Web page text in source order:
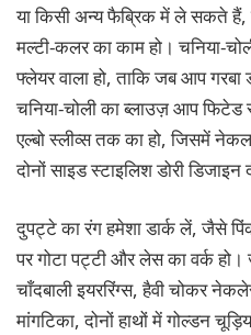
या किसी अन्य फैब्रिक में ले सकते हैं,
मल्टी-कलर का काम हो। चनिया-
फ्लेयर वाला हो, ताकि जब आप
चनिया-चोली का ब्लाउज़ आप
एल्बो स्लीव्स तक का हो, जिसमें
दोनों साइड स्टाइलिश डोरी
दुपट्टे का रंग हमेशा डार्क लें, जैसे
पर गोटा पट्टी और लेस का वर्क
चाँदबाली इयररिंग्स, हैवी चोकर
मांगटिका, दोनों हाथों में गोल्डन